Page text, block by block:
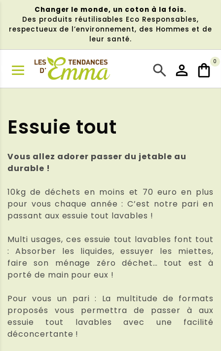
contenu
Changer le monde, un coton à la fois.
Des produits réutilisables Eco Responsables,
respectueux de l’environnement, des Hommes et de
leur santé.
0
Essuie tout
Vous allez adorer passer du jetable au
durable !
10kg de déchets en moins et 70 euro en plus
pour vous chaque année : C’est notre pari en
passant aux essuie tout lavables !
Multi usages, ces essuie tout lavables font tout
: Absorber les liquides, essuyer les miettes,
faire son ménage zéro déchet… tout est à
porté de main pour eux !
Pour vous un pari : La multitude de formats
proposés vous permettra de passer à aux
essuie tout lavables avec une facilité
déconcertante !